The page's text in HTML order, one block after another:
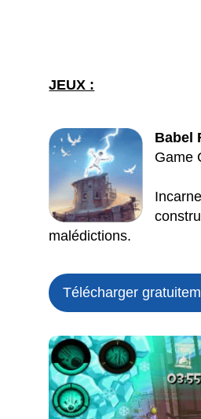
JEUX :
Babel
Game
malédictions.
Télécharger